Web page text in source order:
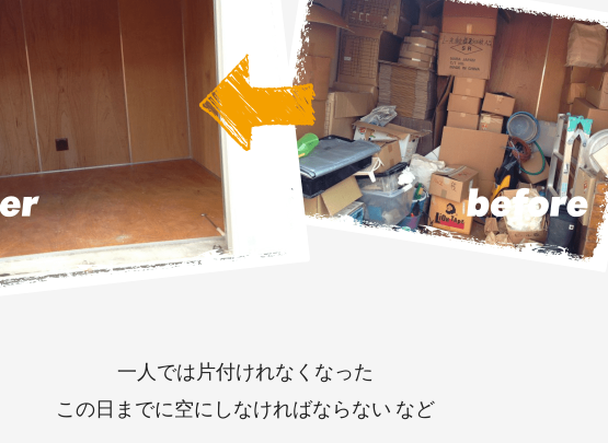
一人では片付けれなくなった
この日までに空にしなければならない など